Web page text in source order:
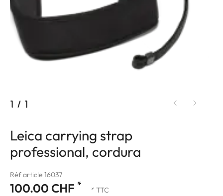
1 / 1
Leica carrying strap
professional, cordura
Réf article 16037
100.00 CHF * * TTC